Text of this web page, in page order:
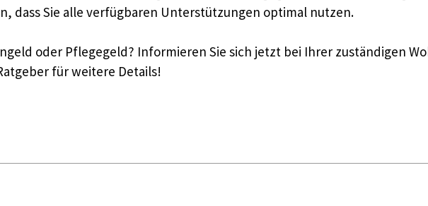
dass Sie alle verfügbaren Unterstützungen optimal nutzen.
oder Pflegegeld? Informieren Sie sich jetzt bei Ihrer zuständigen
für weitere Details!